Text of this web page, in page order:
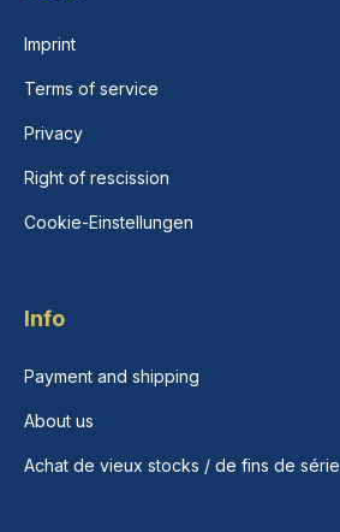
Imprint
Terms of service
Privacy
Right of rescission
Cookie-Einstellungen
Info
Payment and shipping
About us
Achat de vieux stocks / de fins de série